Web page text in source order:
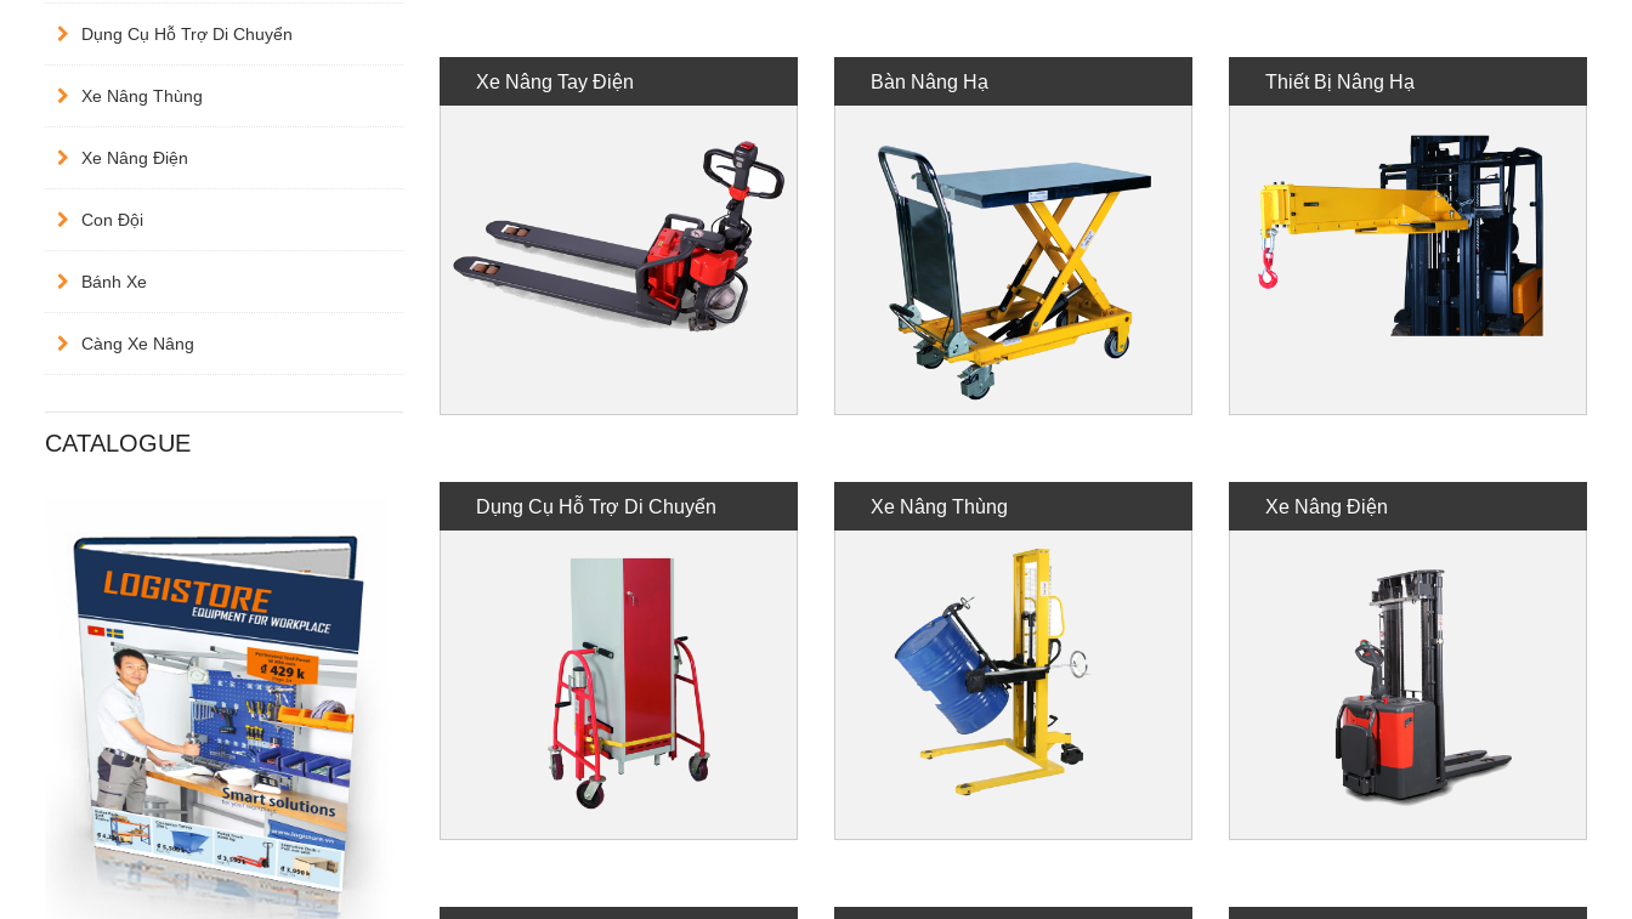
Dụng Cụ Hỗ Trợ Di Chuyển
Xe Nâng Thùng
Xe Nâng Điện
Con Đội
Bánh Xe
Càng Xe Nâng
CATALOGUE
Xe Nâng Tay Điện Bàn Nâng Hạ Thiết Bị Nâng Hạ
Dụng Cụ Hỗ Trợ Di Chuyển Xe Nâng Thùng Xe Nâng Điện